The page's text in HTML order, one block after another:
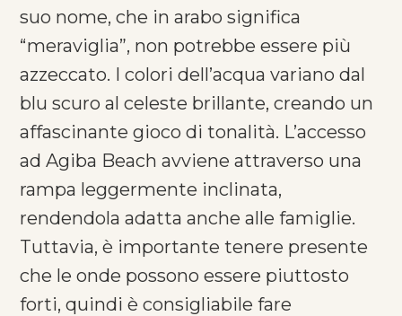
suo nome, che in arabo significa
“meraviglia”, non potrebbe essere più
azzeccato. I colori dell’acqua variano dal
blu scuro al celeste brillante, creando un
affascinante gioco di tonalità. L’accesso
ad Agiba Beach avviene attraverso una
rampa leggermente inclinata,
rendendola adatta anche alle famiglie.
Tuttavia, è importante tenere presente
che le onde possono essere piuttosto
forti, quindi è consigliabile fare